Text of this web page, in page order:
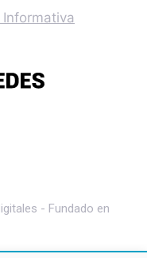
- Fundado en